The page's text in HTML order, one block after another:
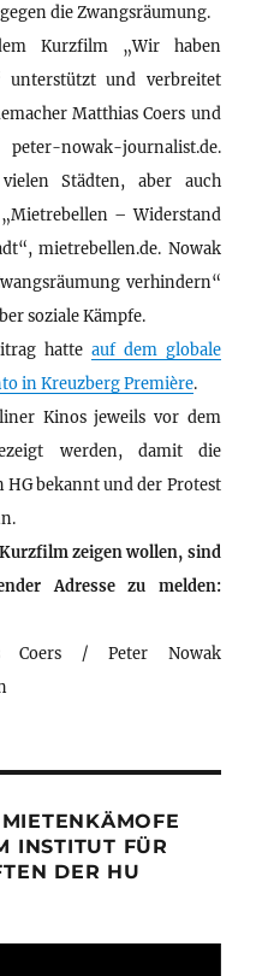
die Zwangsräumung.
Kurzfilm „Wir haben
unterstützt und verbreitet
Matthias Coers und
nowak-journalist.de.
Städten, aber auch
– Widerstand
mietrebellen.de. Nowak
verhindern“
soziale Kämpfe.
hatte auf dem globale
in Kreuzberg Première.
Kinos jeweils vor dem
werden, damit die
bekannt und der Protest
zeigen wollen, sind
Adresse zu melden:
Coers / Peter Nowak
INSTITUT FÜR
DER HU